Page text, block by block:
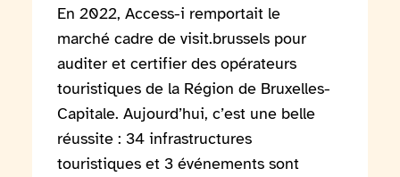
En 2022, Access-i remportait le
marché cadre de visit.brussels pour
auditer et certifier des opérateurs
touristiques de la Région de Bruxelles-
Capitale. Aujourd’hui, c’est une belle
réussite : 34 infrastructures
touristiques et 3 événements sont